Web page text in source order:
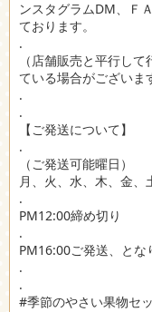
ンスタグラムDM、Ｆ
ております。
.
（店舗販売と平行し
ている場合がございま
.
.
【ご発送について】
.
（ご発送可能曜日）
月、火、水、木、金、
.
PM12:00締め切り
.
PM16:00ご発送、とな
.
.
#季節のやさい果物セ